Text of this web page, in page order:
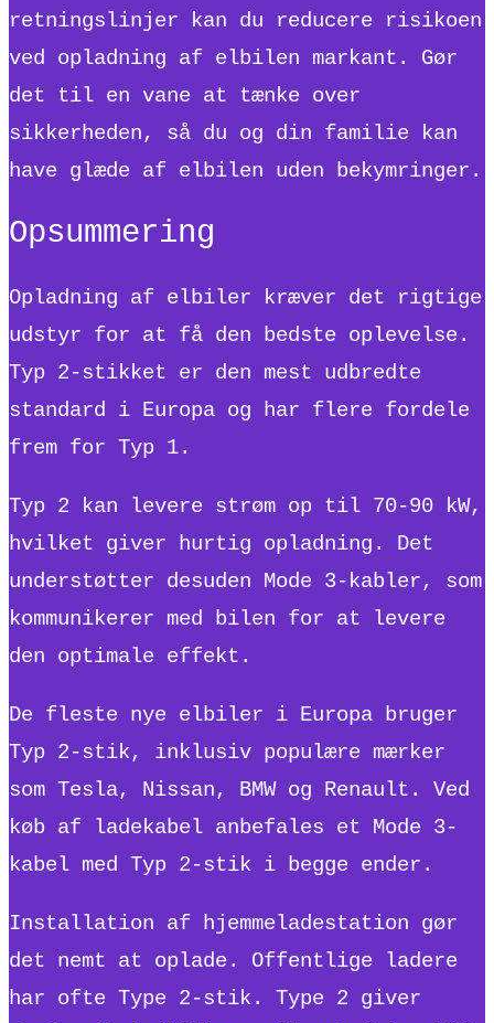
retningslinjer kan du reducere risikoen
ved opladning af elbilen markant. Gør
det til en vane at tænke over
sikkerheden, så du og din familie kan
have glæde af elbilen uden bekymringer.
Opsummering
Opladning af elbiler kræver det rigtige
udstyr for at få den bedste oplevelse.
Typ 2-stikket er den mest udbredte
standard i Europa og har flere fordele
frem for Typ 1.
Typ 2 kan levere strøm op til 70-90 kW,
hvilket giver hurtig opladning. Det
understøtter desuden Mode 3-kabler, som
kommunikerer med bilen for at levere
den optimale effekt.
De fleste nye elbiler i Europa bruger
Typ 2-stik, inklusiv populære mærker
som Tesla, Nissan, BMW og Renault. Ved
køb af ladekabel anbefales et Mode 3-
kabel med Typ 2-stik i begge ender.
Installation af hjemmeladestation gør
det nemt at oplade. Offentlige ladere
har ofte Type 2-stik. Type 2 giver